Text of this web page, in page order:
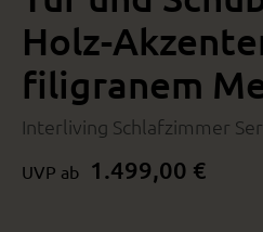
Holz-
filigranem
Interliving Schlafzimmer
UVP ab 1.499,00 €